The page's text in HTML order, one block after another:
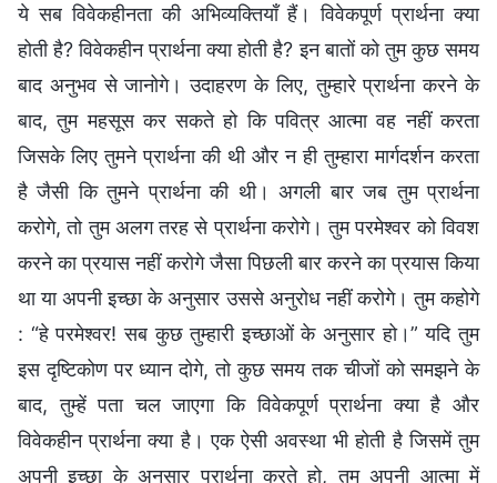
ये सब विवेकहीनता की अभिव्यक्तियाँ हैं। विवेकपूर्ण प्रार्थना क्या
होती है? विवेकहीन प्रार्थना क्या होती है? इन बातों को तुम कुछ समय
बाद अनुभव से जानोगे। उदाहरण के लिए, तुम्हारे प्रार्थना करने के
बाद, तुम महसूस कर सकते हो कि पवित्र आत्मा वह नहीं करता
जिसके लिए तुमने प्रार्थना की थी और न ही तुम्हारा मार्गदर्शन करता
है जैसी कि तुमने प्रार्थना की थी। अगली बार जब तुम प्रार्थना
करोगे, तो तुम अलग तरह से प्रार्थना करोगे। तुम परमेश्वर को विवश
करने का प्रयास नहीं करोगे जैसा पिछली बार करने का प्रयास किया
था या अपनी इच्छा के अनुसार उससे अनुरोध नहीं करोगे। तुम कहोगे
: “हे परमेश्वर! सब कुछ तुम्हारी इच्छाओं के अनुसार हो।” यदि तुम
इस दृष्टिकोण पर ध्यान दोगे, तो कुछ समय तक चीजों को समझने के
बाद, तुम्हें पता चल जाएगा कि विवेकपूर्ण प्रार्थना क्या है और
विवेकहीन प्रार्थना क्या है। एक ऐसी अवस्था भी होती है जिसमें तुम
अपनी इच्छा के अनुसार प्रार्थना करते हो, तुम अपनी आत्मा में